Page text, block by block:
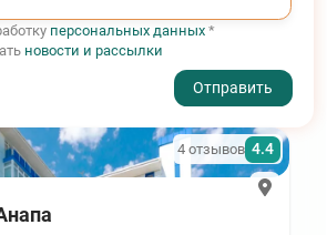
персональных данных*
новости и рассылки
4 отзывов 4.4